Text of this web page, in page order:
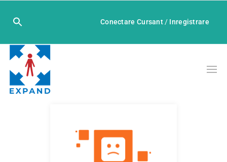
Conectare Cursant / Inregistrare